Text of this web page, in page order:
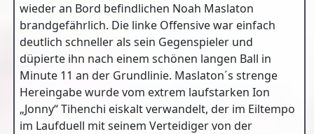
wieder an Bord befindlichen Noah Maslaton
brandgefährlich. Die linke Offensive war einfach
deutlich schneller als sein Gegenspieler und
düpierte ihn nach einem schönen langen Ball in
Minute 11 an der Grundlinie. Maslaton´s strenge
Hereingabe wurde vom extrem laufstarken Ion
„Jonny“ Tihenchi eiskalt verwandelt, der im Eiltempo
im Laufduell mit seinem Verteidiger von der